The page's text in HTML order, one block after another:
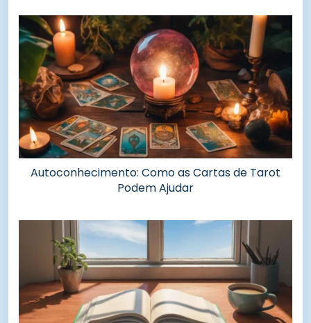
Autoconhecimento: Como as Cartas de Tarot
Podem Ajudar